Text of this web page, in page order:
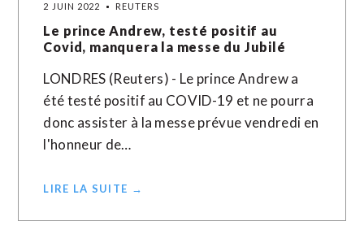
2 JUIN 2022 REUTERS
Le prince Andrew, testé positif au
Covid, manquera la messe du Jubilé
LONDRES (Reuters) - Le prince Andrew a
été testé positif au COVID-19 et ne pourra
donc assister à la messe prévue vendredi en
l'honneur de…
LIRE LA SUITE →